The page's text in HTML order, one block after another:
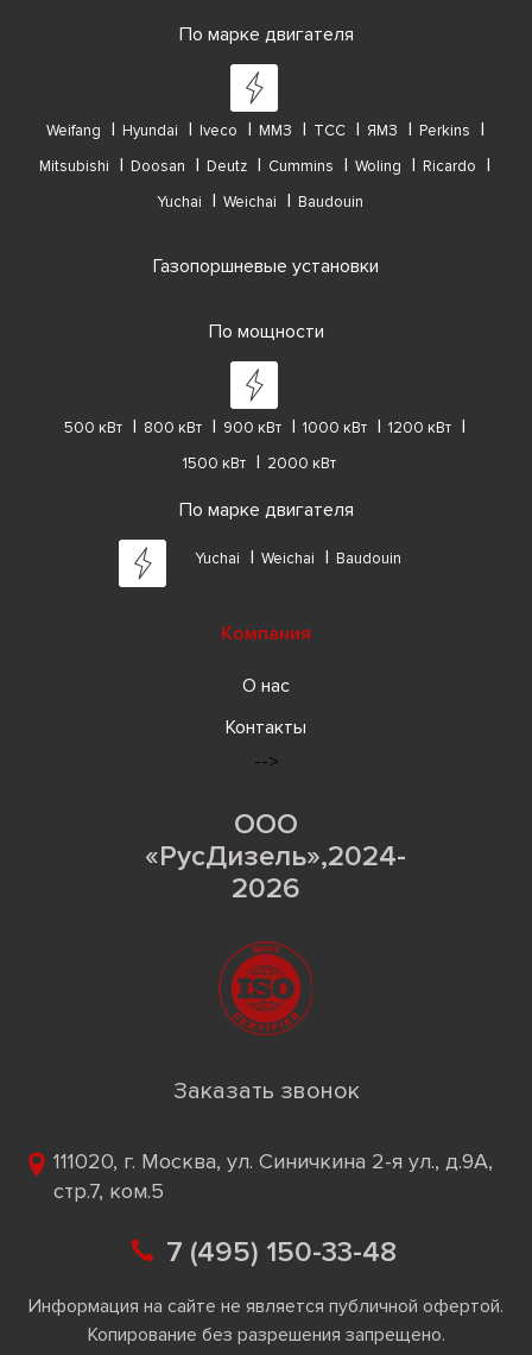
По марке двигателя
Weifang Hyundai Iveco ММЗ ТСС ЯМЗ
Perkins
Mitsubishi
Doosan Deutz Cummins Woling
Ricardo
Yuchai
Weichai Baudouin
Газопоршневые установки
По мощности
500 кВт 800 кВт 900 кВт 1000 кВт
1200 кВт
1500 кВт
2000 кВт
По марке двигателя
Yuchai Weichai Baudouin
Компания
О нас
Контакты
-->
ООО
«РусДизель»,2024-
2026
Заказать звонок
111020, г. Москва, ул. Синичкина 2-я ул., д.9А,
стр.7, ком.5
7 (495) 150-33-48
Информация на сайте не является публичной офертой.
Копирование без разрешения запрещено.